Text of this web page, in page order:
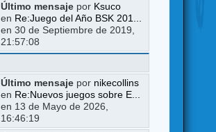
Último mensajepor Ksuco
en Re:Juego del Año BSK 201...
en 30 de Septiembre de 2019,
21:57:08
Último mensajepor nikecollins
en Re:Nuevos juegos sobre E...
en 13 de Mayo de 2026,
16:46:19